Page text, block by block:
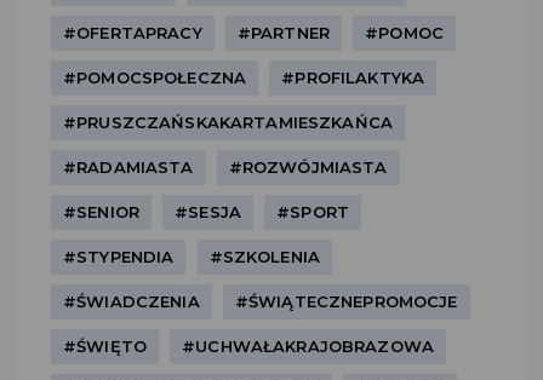
#OFERTAPRACY #PARTNER #POMOC
#POMOCSPOŁECZNA #PROFILAKTYKA
#PRUSZCZAŃSKAKARTAMIESZKAŃCA
#RADAMIASTA #ROZWÓJMIASTA
#SENIOR #SESJA #SPORT
#STYPENDIA #SZKOLENIA
#ŚWIADCZENIA #ŚWIĄTECZNEPROMOCJE
#ŚWIĘTO #UCHWAŁAKRAJOBRAZOWA